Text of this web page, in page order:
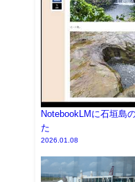
NotebookLMに石垣島
た
2026.01.08